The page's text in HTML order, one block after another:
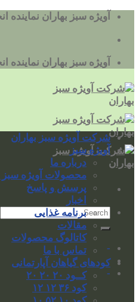
بروید
آویژه سبز بهاران نماینده
آویژه سبز بهاران نماینده
-
-
شرکت آویژه سبز بهاران
آویژه سبز
درباره ما
محصولات آویژه سبز
پرسش و پاسخ
اخبار
برنامه غذایی
مقالات
کاتالوگ محصولات
تماس با ما
کودهای گیاهان آپارتمانی
کــود ۲۰ ۲۰ ۲۰
کود ۳۶ ۱۲ ۱۲